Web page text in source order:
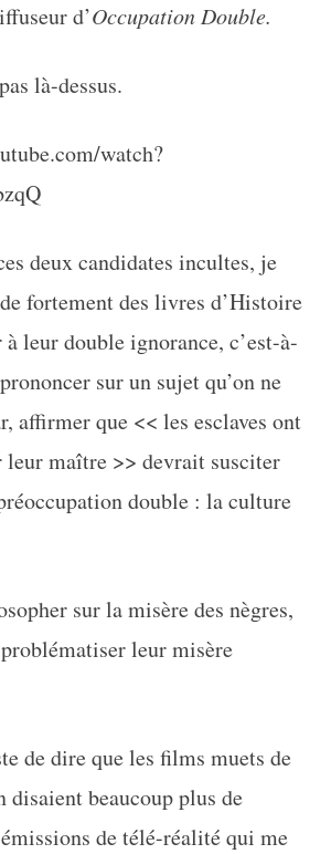
d’Occupation Double.
là-dessus.
watch?
deux candidates incultes, je
fortement des livres d’Histoire
à leur double ignorance, c’est-à-
sur un sujet qu’on ne
affirmer que << les esclaves ont
leur maître >> devrait susciter
double : la culture
sur la misère des nègres,
leur misère
de dire que les films muets de
beaucoup plus de
de télé-réalité qui me